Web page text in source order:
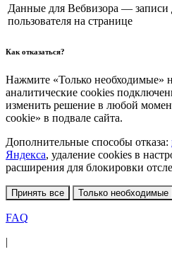
Данные для Вебвизора — записи
пользователя на странице
Как отказаться?
Нажмите «Только необходимые»
аналитические cookies
изменить решение в любой
cookie» в подвале сайта.
Дополнительные способы отказа:
Яндекса, удаление cookies в
расширения для блокировки
Принять все Только необходимые
FAQ
|